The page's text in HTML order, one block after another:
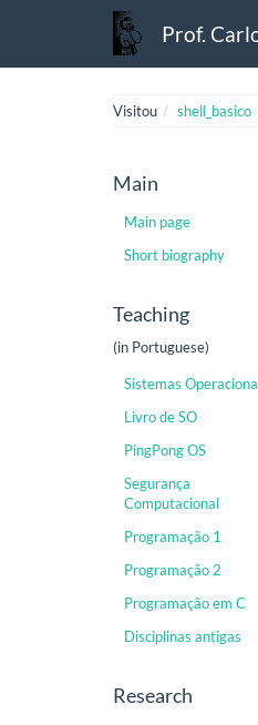
Prof.
Visitou shell_basico
Main
Main page
Short biography
Teaching
(in Portuguese)
Sistemas
Livro de SO
PingPong OS
Segurança
Computacional
Programação 1
Programação 2
Programação em C
Disciplinas antigas
Research